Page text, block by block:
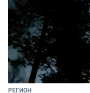
РЕГИОН